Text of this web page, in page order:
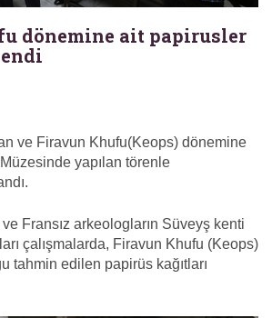
dönemine ait papirusler
ve Firavun Khufu(Keops) dönemine
yapılan törenle
ve Fransız arkeologların Süveyş kenti
çalışmalarda, Firavun Khufu (Keops)
tahmin edilen papirüs kağıtları